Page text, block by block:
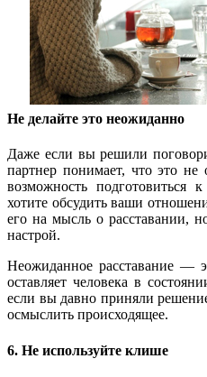
Не делайте это неожиданно
Даже если вы решили
партнер понимает, что это
возможность подготовиться
хотите обсудить ваши
его на мысль о расставании,
настрой.
Неожиданное расставание —
оставляет человека в
если вы давно приняли
осмыслить происходящее.
6. Не используйте клише